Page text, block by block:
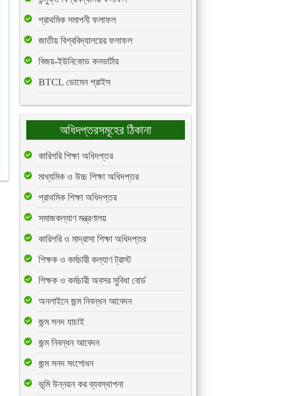
প্রাথমিক সমাপনী ফলাফল
জাতীয় বিশ্ববিদ্যালয়ের ফলাফল
বিজয়-ইউনিকোড কনভার্টার
BTCL ডোমেন প্রাইস
অধিদপ্তরসমূহের ঠিকানা
কারিগরি শিক্ষা অধিদপ্তর
মাধ্যমিক ও উচ্চ শিক্ষা অধিদপ্তর
প্রাথমিক শিক্ষা অধিদপ্তর
সমাজকল্যাণ মন্ত্রণালয়
কারিগরি ও মাদ্রাসা শিক্ষা অধিদপ্তর
শিক্ষক ও কর্মচারী কল্যাণ ট্রাস্ট
শিক্ষক ও কর্মচারী অবসর সুবিধা বোর্ড
অনলাইনে জন্ম নিবন্ধন আবেদন
জন্ম সনদ যাচাই
জন্ম নিবন্ধন আবেদন
জন্ম সনদ সংশোধন
ভূমি উন্নয়ন কর ব্যবস্থাপনা